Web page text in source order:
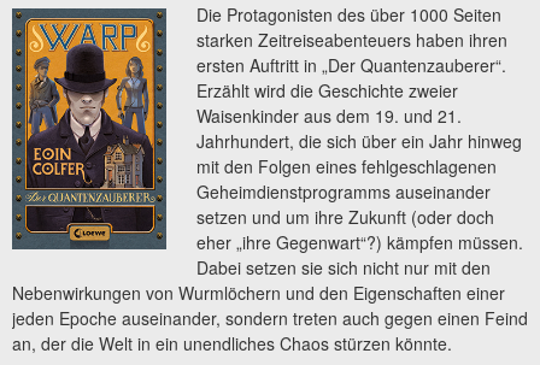
Die Protagonisten des über 1000 Seiten
starken Zeitreiseabenteuers haben ihren
ersten Auftritt in „Der Quantenzauberer“.
Erzählt wird die Geschichte zweier
Waisenkinder aus dem 19. und 21.
Jahrhundert, die sich über ein Jahr hinweg
mit den Folgen eines fehlgeschlagenen
Geheimdienstprogramms auseinander
setzen und um ihre Zukunft (oder doch
eher „ihre Gegenwart“?) kämpfen müssen.
Dabei setzen sie sich nicht nur mit den
Nebenwirkungen von Wurmlöchern und den Eigenschaften einer
jeden Epoche auseinander, sondern treten auch gegen einen Feind
an, der die Welt in ein unendliches Chaos stürzen könnte.